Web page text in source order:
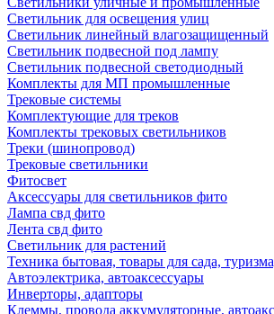
Светильник для освещения улиц
Светильник линейный влагозащищенный
Светильник подвесной под лампу
Светильник подвесной светодиодный
Комплекты для МП промышленные
Трековые системы
Комплектующие для треков
Комплекты трековых светильников
Треки (шинопровод)
Трековые светильники
Фитосвет
Аксессуары для светильников фито
Лампа свд фито
Лента свд фито
Светильник для растений
Техника бытовая, товары для сада,
Автоэлектрика, автоаксессуары
Инверторы, адапторы
Клеммы, провода аккумуляторные,